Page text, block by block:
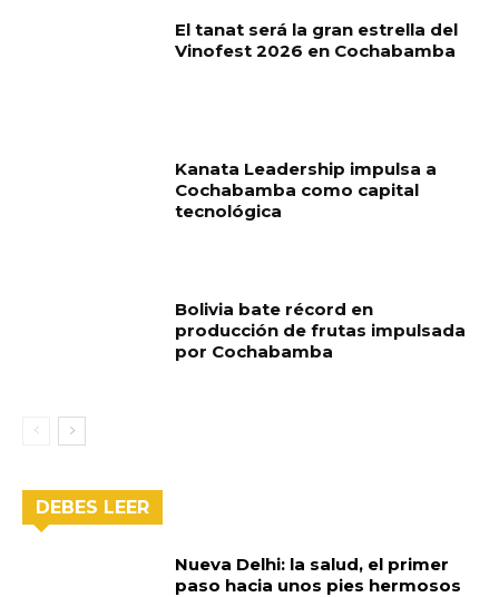
El tanat será la gran estrella del
Vinofest 2026 en Cochabamba
Kanata Leadership impulsa a
Cochabamba como capital
tecnológica
Bolivia bate récord en
producción de frutas impulsada
por Cochabamba
DEBES LEER
Nueva Delhi: la salud, el primer
paso hacia unos pies hermosos